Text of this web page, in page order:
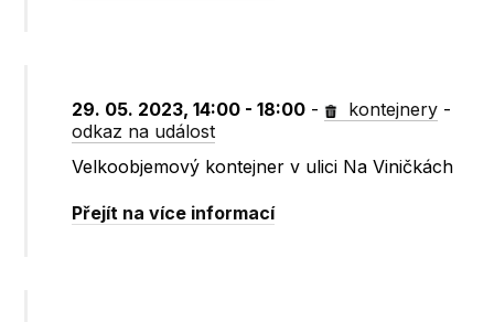
29. 05. 2023, 14:00 - 18:00 - kontejnery -
odkaz na událost
Velkoobjemový kontejner v ulici Na Viničkách
Přejít na více informací